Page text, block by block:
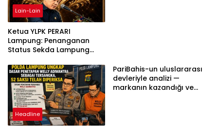
Lain-Lain
Ketua YLPK PERARI
Lampung: Penanganan
Status Sekda Lampung
Berdasarkan Aturan,
Bukan Tekanan Opini
Headline
PariBahis-un uluslararası
devleriyle analizi —
markanın kazandığı ve